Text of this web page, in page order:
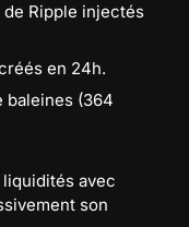
Ripple injectés
en 24h.
baleines (364
avec
son